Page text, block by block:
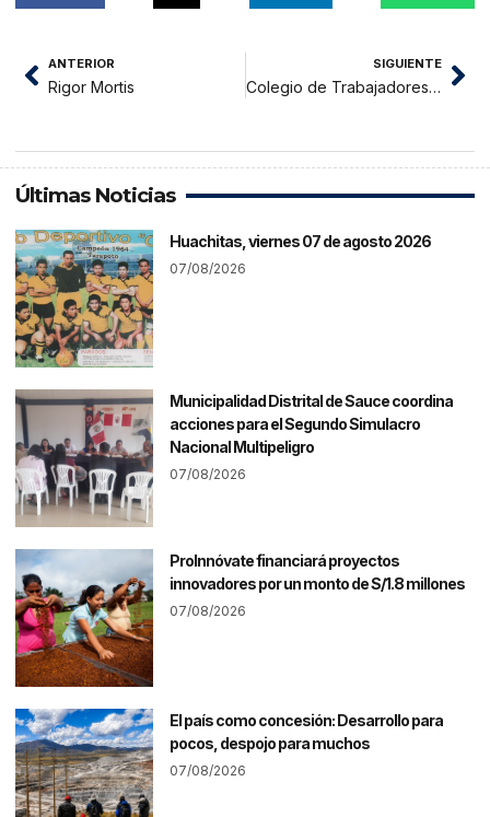
ANTERIOR
Rigor Mortis
SIGUIENTE
Colegio de Trabajadores Sociales envía documento al MINSA por obstetras contratadas como asistentas sociales
Últimas Noticias
Huachitas, viernes 07 de agosto 2026
07/08/2026
Municipalidad Distrital de Sauce coordina
acciones para el Segundo Simulacro
Nacional Multipeligro
07/08/2026
ProInnóvate financiará proyectos
innovadores por un monto de S/1.8 millones
07/08/2026
El país como concesión: Desarrollo para
pocos, despojo para muchos
07/08/2026